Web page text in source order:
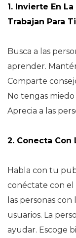
1. Invierte En
Trabajan Para Ti
Busca a las
aprender. M
Comparte
No tengas
Aprecia a las
2. Conecta Con
Habla con tu
conéctate con el
las personas
usuarios. La
ayudar. Escoge